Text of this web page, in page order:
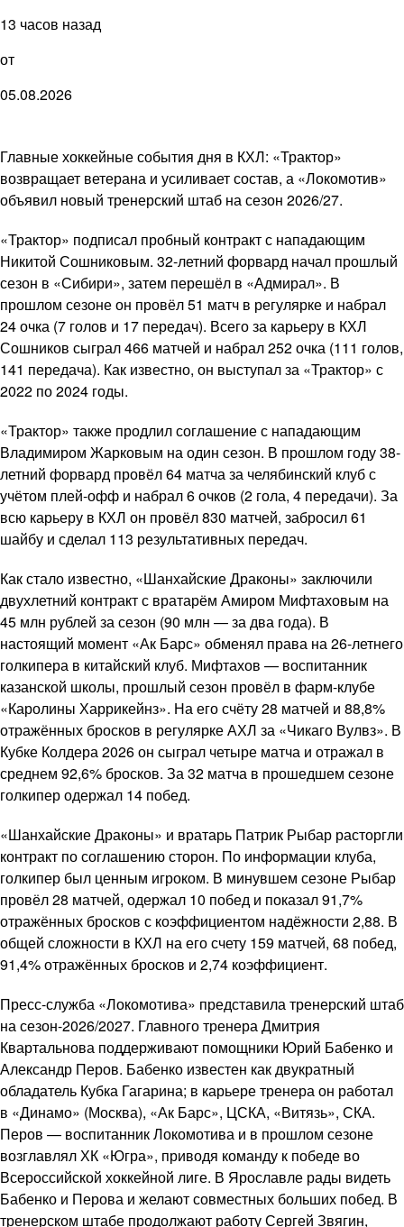
13 часов назад
от
05.08.2026
Главные хоккейные события дня в КХЛ: «Трактор»
возвращает ветерана и усиливает состав, а «Локомотив»
объявил новый тренерский штаб на сезон 2026/27.
«Трактор» подписал пробный контракт с нападающим
Никитой Сошниковым. 32-летний форвард начал прошлый
сезон в «Сибири», затем перешёл в «Адмирал». В
прошлом сезоне он провёл 51 матч в регулярке и набрал
24 очка (7 голов и 17 передач). Всего за карьеру в КХЛ
Сошников сыграл 466 матчей и набрал 252 очка (111 голов,
141 передача). Как известно, он выступал за «Трактор» с
2022 по 2024 годы.
«Трактор» также продлил соглашение с нападающим
Владимиром Жарковым на один сезон. В прошлом году 38-
летний форвард провёл 64 матча за челябинский клуб с
учётом плей-офф и набрал 6 очков (2 гола, 4 передачи). За
всю карьеру в КХЛ он провёл 830 матчей, забросил 61
шайбу и сделал 113 результативных передач.
Как стало известно, «Шанхайские Драконы» заключили
двухлетний контракт с вратарём Амиром Мифтаховым на
45 млн рублей за сезон (90 млн — за два года). В
настоящий момент «Ак Барс» обменял права на 26-летнего
голкипера в китайский клуб. Мифтахов — воспитанник
казанской школы, прошлый сезон провёл в фарм-клубе
«Каролины Харрикейнз». На его счёту 28 матчей и 88,8%
отражённых бросков в регулярке АХЛ за «Чикаго Вулвз». В
Кубке Колдера 2026 он сыграл четыре матча и отражал в
среднем 92,6% бросков. За 32 матча в прошедшем сезоне
голкипер одержал 14 побед.
«Шанхайские Драконы» и вратарь Патрик Рыбар расторгли
контракт по соглашению сторон. По информации клуба,
голкипер был ценным игроком. В минувшем сезоне Рыбар
провёл 28 матчей, одержал 10 побед и показал 91,7%
отражённых бросков с коэффициентом надёжности 2,88. В
общей сложности в КХЛ на его счету 159 матчей, 68 побед,
91,4% отражённых бросков и 2,74 коэффициент.
Пресс-служба «Локомотива» представила тренерский штаб
на сезон-2026/2027. Главного тренера Дмитрия
Квартальнова поддерживают помощники Юрий Бабенко и
Александр Перов. Бабенко известен как двукратный
обладатель Кубка Гагарина; в карьере тренера он работал
в «Динамо» (Москва), «Ак Барс», ЦСКА, «Витязь», СКА.
Перов — воспитанник Локомотива и в прошлом сезоне
возглавлял ХК «Югра», приводя команду к победе во
Всероссийской хоккейной лиге. В Ярославле рады видеть
Бабенко и Перова и желают совместных больших побед. В
тренерском штабе продолжают работу Сергей Звягин,